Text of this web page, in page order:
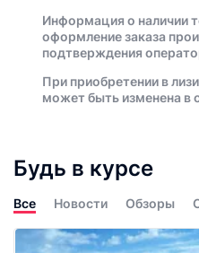
Информация о наличии
оформление заказа
подтверждения
При приобретении в
может быть изменена в
Будь в курсе
Все Новости Обзоры